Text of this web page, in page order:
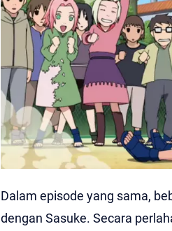
Dalam episode yang sama,
dengan Sasuke. Secara